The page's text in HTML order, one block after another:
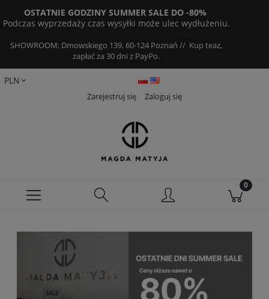
OSTATNIE GODZINY SUMMER SALE DO -80%
Podczas wyprzedaży czas wysyłki może ulec wydłużeniu.
SHOWROOM: Dmowskiego 139, 60-124 Poznań // Kup teaz,
zapłać za 30 dni z PayPo.
Zarejestruj się Zaloguj się